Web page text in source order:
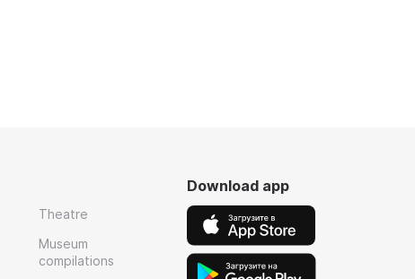
Theatre
Museum
compilations
Download app